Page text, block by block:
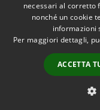
Accessibility
necessari al corretto
nonché un cookie
informazioni
Per maggiori dettagli,
ACCETTA